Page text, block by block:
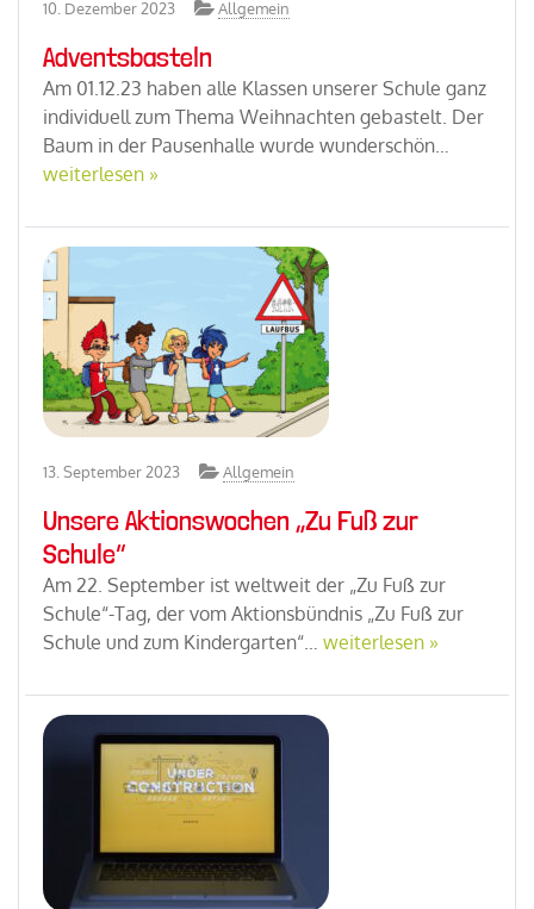
10. Dezember 2023 Allgemein
Adventsbasteln
Am 01.12.23 haben alle Klassen unserer Schule ganz
individuell zum Thema Weihnachten gebastelt. Der
Baum in der Pausenhalle wurde wunderschön…
weiterlesen »
13. September 2023 Allgemein
Unsere Aktionswochen „Zu Fuß zur
Schule“
Am 22. September ist weltweit der „Zu Fuß zur
Schule“-Tag, der vom Aktionsbündnis „Zu Fuß zur
Schule und zum Kindergarten“… weiterlesen »